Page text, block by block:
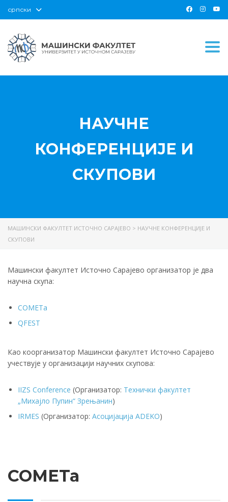
српски
НАУЧНЕ
КОНФЕРЕНЦИЈЕ И
СКУПОВИ
МАШИНСКИ ФАКУЛТЕТ ИСТОЧНО САРАЈЕВО > НАУЧНЕ КОНФЕРЕНЦИЈЕ И
СКУПОВИ
Машински факултет Источно Сарајево организатор је два
научна скупа:
COMETa
QFEST
Као коорганизатор Машински факултет Источно Сарајево
учествује у организацији научних скупова:
IIZS Conference (Организатор: Технички факултет
„Михајло Пупин“ Зрењанин)
IRMES (Организатор: Асоцијација ADEKO)
COMETa